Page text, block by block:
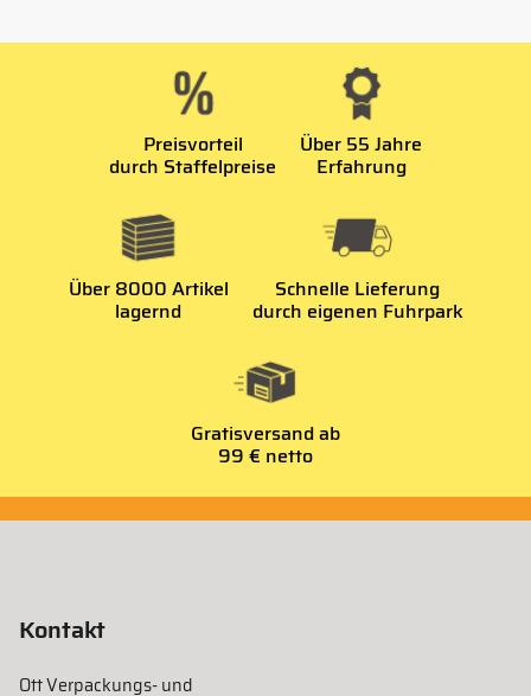
Preisvorteil
durch Staffelpreise
Über 55 Jahre
Erfahrung
Über 8000 Artikel
lagernd
Schnelle Lieferung
durch eigenen Fuhrpark
Gratisversand ab
99 € netto
Kontakt
Ott Verpackungs- und